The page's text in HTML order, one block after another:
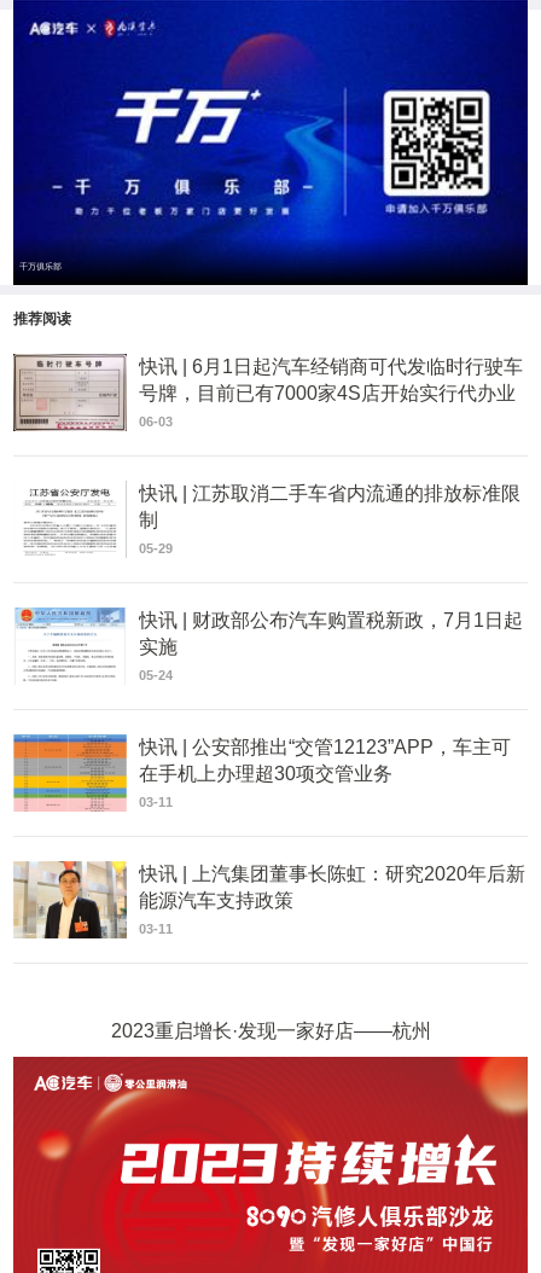
千万俱乐部
推荐阅读
快讯 | 6月1日起汽车经销商可代发临时行驶车
号牌，目前已有7000家4S店开始实行代办业
务
06-03
快讯 | 江苏取消二手车省内流通的排放标准限
制
05-29
快讯 | 财政部公布汽车购置税新政，7月1日起
实施
05-24
快讯 | 公安部推出“交管12123”APP，车主可
在手机上办理超30项交管业务
03-11
快讯 | 上汽集团董事长陈虹：研究2020年后新
能源汽车支持政策
03-11
2023重启增长·发现一家好店——杭州